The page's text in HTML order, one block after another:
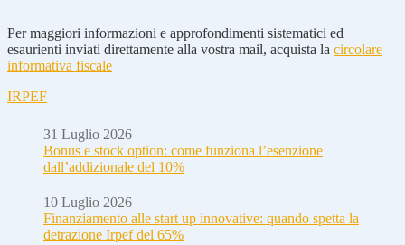
Per maggiori informazioni e approfondimenti sistematici ed
esaurienti inviati direttamente alla vostra mail, acquista la circolare
informativa fiscale
IRPEF
31 Luglio 2026
Bonus e stock option: come funziona l’esenzione
dall’addizionale del 10%
10 Luglio 2026
Finanziamento alle start up innovative: quando spetta la
detrazione Irpef del 65%